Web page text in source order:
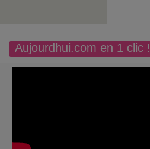
Aujourdhui.com en 1 clic !